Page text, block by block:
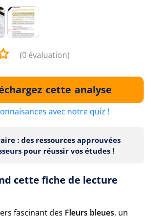
(0 évaluation)
cette analyse
avec notre quiz !
: des ressources approuvées
pour réussir vos études !
cette fiche de lecture
fascinant des Fleurs bleues, un